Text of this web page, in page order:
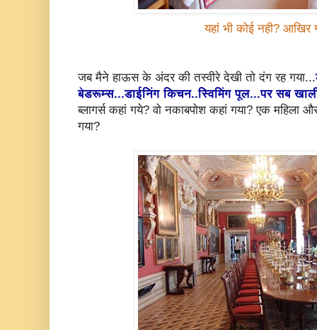
यहां भी कोई नही? आखिर
जब मैने हाऊस के अंदर की तस्वीरे देखी तो दंग रह गया...
बेडरूम्स...डाईनिंग किचन..स्विमिंग पूल...पर सब
ब्लागर्स कहां गये? वो नकाबपोश कहां गया? एक महिला
गया?